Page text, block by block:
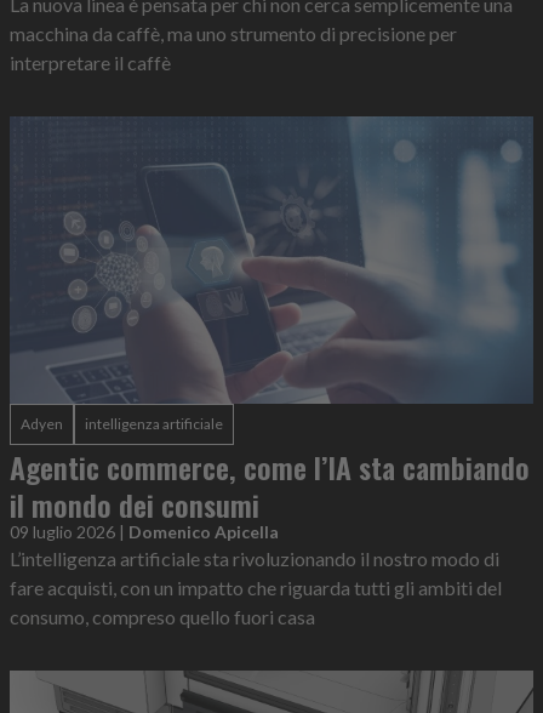
macchina da caffè, ma uno strumento di precisione per
interpretare il caffè
Adyen intelligenza artificiale
Agentic commerce, come l’IA sta cambiando
il mondo dei consumi
09 luglio 2026 | Domenico Apicella
L’intelligenza artificiale sta rivoluzionando il nostro modo di
fare acquisti, con un impatto che riguarda tutti gli ambiti del
consumo, compreso quello fuori casa